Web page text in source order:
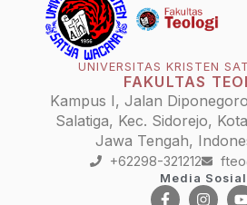
UNIVERSITAS KRISTEN
FAKULTAS
Kampus I, Jalan
Salatiga, Kec. Sidorejo,
Jawa Tengah,
+62298-321212
Media Sosial